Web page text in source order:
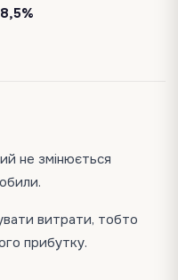
8,5%
не змінюється
витрати, тобто
прибутку.